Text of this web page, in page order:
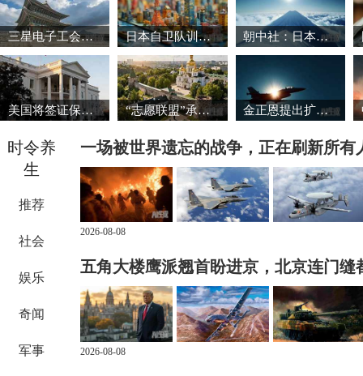
三星电子工会暂缓罢工 韩国股市强劲反弹 日本自卫队训练场爆炸事故致3死1重伤 朝中社：日本推动军国主义复活将触碰“红线”
美国将签证保证金国家名单扩大至38国 “志愿联盟”承诺向乌克兰提供安全保障 金正恩提出扩大导弹生产能力的必要性
时令养
生
推荐
社会
娱乐
奇闻
军事
一场被世界遗忘的战争，正在刷新所有
2026-08-08
五角大楼鹰派翘首盼进京，北京连门缝
2026-08-08